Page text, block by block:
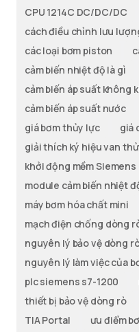
CPU 1214C DC/DC/DC
cách điều chỉnh lưu
các loại bơm piston
cảm biến nhiệt độ là gì
cảm biến áp suất không
cảm biến áp suất nước
giá bơm thủy lực
giá
giải thích ký hiệu van
khởi động mềm Siemens
module cảm biến nhiệt
máy bơm hóa chất mini
mạch điện chống dòng
nguyên lý bảo vệ dòng
nguyên lý làm việc của
plc siemens s7-1200
thiết bị bảo vệ dòng rò
TIA Portal
ưu điểm